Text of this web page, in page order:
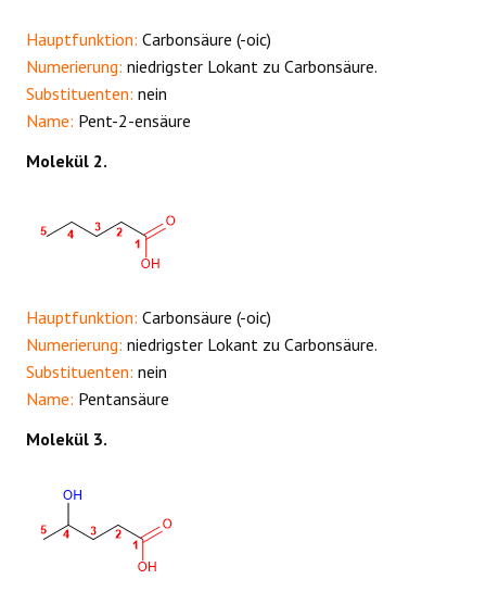
Hauptfunktion: Carbonsäure (-oic)
Numerierung: niedrigster Lokant zu Carbonsäure.
Substituenten: nein
Name: Pent-2-ensäure
Molekül 2.
Hauptfunktion: Carbonsäure (-oic)
Numerierung: niedrigster Lokant zu Carbonsäure.
Substituenten: nein
Name: Pentansäure
Molekül 3.